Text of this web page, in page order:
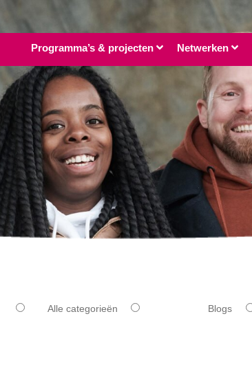
Programma’s & projecten Netwerken
Alle categorieën Blogs